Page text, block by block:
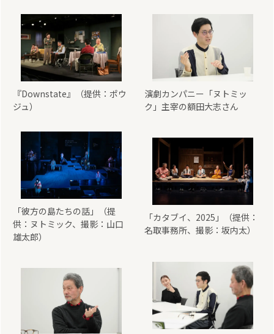
『Downstate』（提供：ポウ
ジュ）
演劇カンパニー「ヌトミッ
ク」主宰の額田大志さん
「彼方の島たちの話」（提
供：ヌトミック、撮影：山口
雄太郎）
「カタブイ、2025」（提供：
名取事務所、撮影：坂内太）